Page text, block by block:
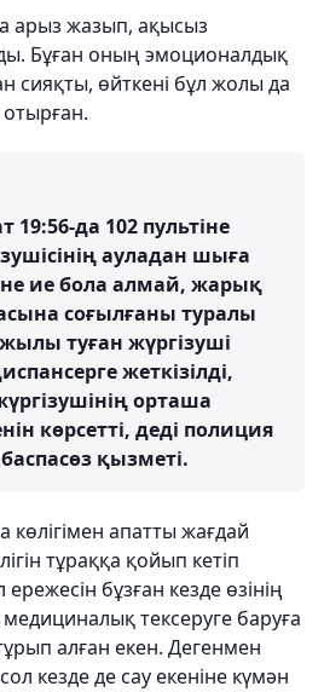
арыз жазып, ақысыз
Бұған оның эмоционалдық
сияқты, өйткені бұл жолы да
отырған.
19:56-да 102 пультіне
ауладан шыға
ие бола алмай, жарық
соғылғаны туралы
туған жүргізуші
жеткізілді,
орташа
көрсетті, деді полиция
қызметі.
көлігімен апатты жағдай
тұраққа қойып кетіп
бұзған кезде өзінің
тексеруге баруға
алған екен. Дегенмен
кезде де сау екеніне күмән